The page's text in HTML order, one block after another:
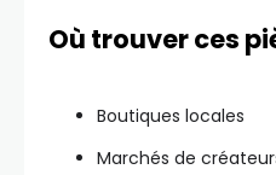
Où trouver ces
Boutiques locales
Marchés de